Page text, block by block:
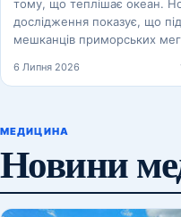
тому, що теплішає океан.
дослідження показує, що
мешканців приморських
6 Липня 2026
МЕДИЦИНА
Новини